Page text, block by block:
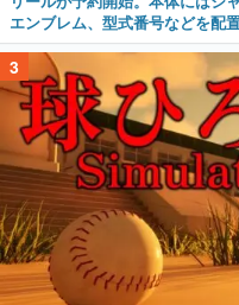
エンブレム、型式番号などを配
3